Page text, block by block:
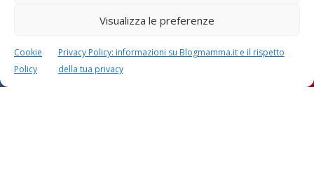
Visualizza le preferenze
Cookie
Policy
Privacy Policy: informazioni su Blogmamma.it e il rispetto
della tua privacy
Festa della mamma:
d’auguri, filastrocche
Le settimane di